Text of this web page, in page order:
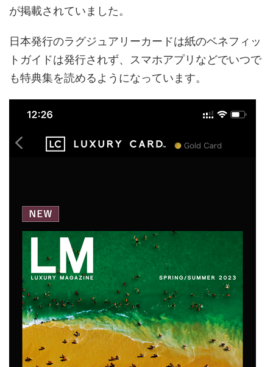
が掲載されていました。
日本発行のラグジュアリーカードは紙のベネフィッ
トガイドは発行されず、スマホアプリなどでいつで
も特典集を読めるようになっています。